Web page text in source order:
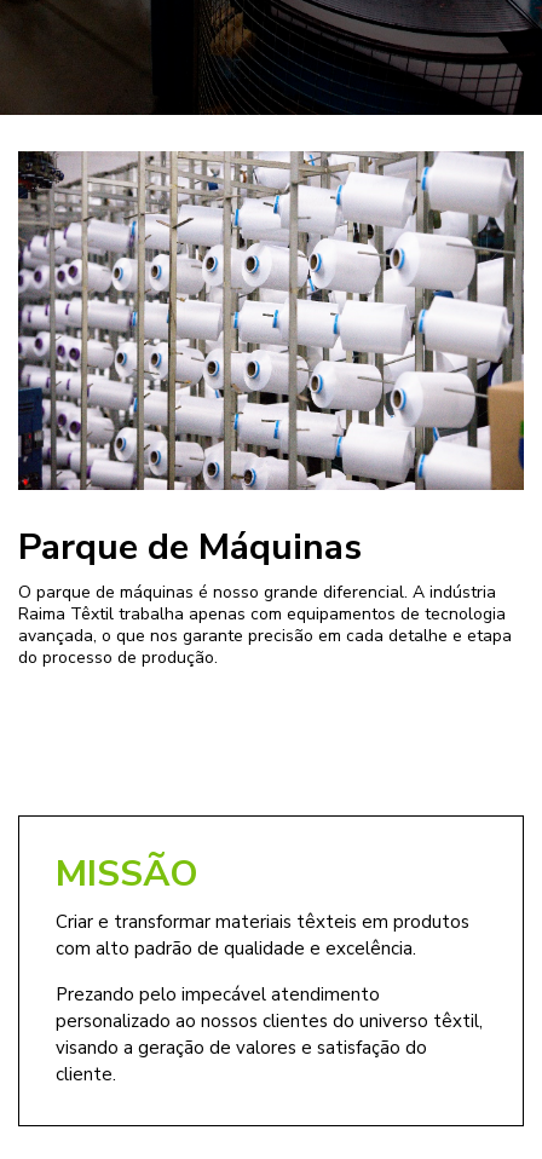
Parque de Máquinas
O parque de máquinas é nosso grande diferencial. A indústria
Raima Têxtil trabalha apenas com equipamentos de tecnologia
avançada, o que nos garante precisão em cada detalhe e etapa
do processo de produção.
MISSÃO
Criar e transformar materiais têxteis em produtos
com alto padrão de qualidade e excelência.
Prezando pelo impecável atendimento
personalizado ao nossos clientes do universo têxtil,
visando a geração de valores e satisfação do
cliente.